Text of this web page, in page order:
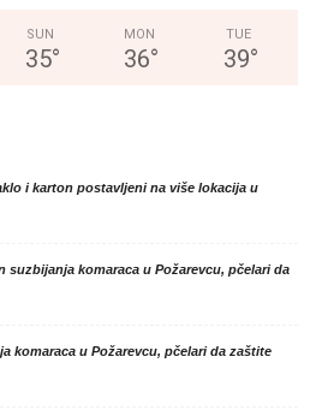
SUN
35°
MON
36°
TUE
39°
i karton postavljeni na više lokacija u
suzbijanja komaraca u Požarevcu, pčelari da
komaraca u Požarevcu, pčelari da zaštite